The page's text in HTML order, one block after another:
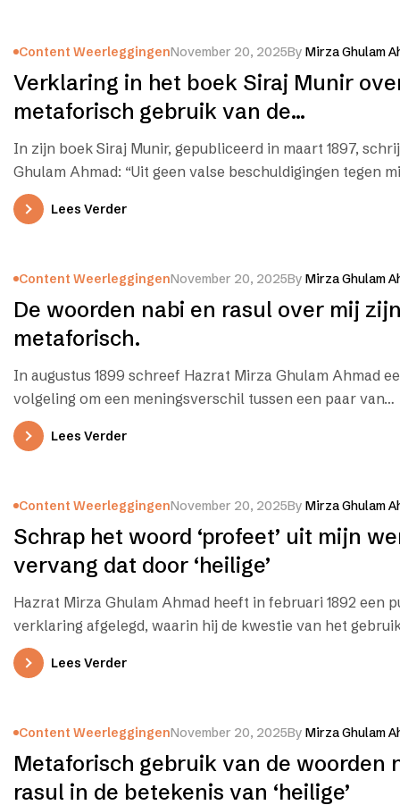
Content WeerleggingenNovember 20, 2025By Mirza Ghulam
Verklaring in het boek Siraj Munir
metaforisch gebruik van de
woorden nabi en rasul
In zijn boek Siraj Munir, gepubliceerd in maart 1897,
Ghulam Ahmad: “Uit geen valse beschuldigingen tegen
Lees Verder
Content WeerleggingenNovember 20, 2025By Mirza Ghulam
De woorden nabi en rasul over mij
metaforisch.
In augustus 1899 schreef Hazrat Mirza Ghulam Ahmad
volgeling om een meningsverschil tussen een paar van…
Lees Verder
Content WeerleggingenNovember 20, 2025By Mirza Ghulam
Schrap het woord ‘profeet’ uit mijn
vervang dat door ‘heilige’
Hazrat Mirza Ghulam Ahmad heeft in februari 1892 een
verklaring afgelegd, waarin hij de kwestie van het
Lees Verder
Content WeerleggingenNovember 20, 2025By Mirza Ghulam
Metaforisch gebruik van de woorden
rasul in de betekenis van ‘heilige’